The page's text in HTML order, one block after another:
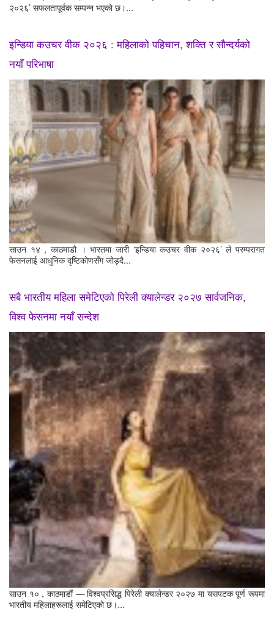
२०२६’ सफलतापूर्वक सम्पन्न भएको छ।...
इन्डिया कउचर वीक २०२६ : महिलाको पहिचान, शक्ति र सौन्दर्यको
नयाँ परिभाषा
साउन १४ , काठमाडौ । भारतमा जारी ‘इन्डिया कउचर वीक २०२६’ ले परम्परागत
फेसनलाई आधुनिक दृष्टिकोणसँग जोड्दै...
सबै भारतीय महिला समेटिएको पिरेली क्यालेन्डर २०२७ सार्वजनिक,
विश्व फेसनमा नयाँ सन्देश
साउन १० , काठमाडौं — विश्वप्रसिद्ध पिरेली क्यालेन्डर २०२७ मा यसपटक पूर्ण रूपमा
भारतीय महिलाहरूलाई समेटिएको छ।...